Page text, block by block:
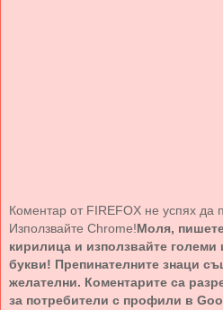
Коментар от FIREFOX не успях да
Използвайте Chrome!Моля,
кирилица и използвайте големи
букви! Препинателните знаци
желателни. Коментарите са
за потребители с профили в